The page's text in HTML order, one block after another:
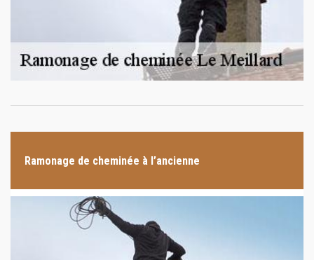
Ramonage de cheminée à l’ancienne